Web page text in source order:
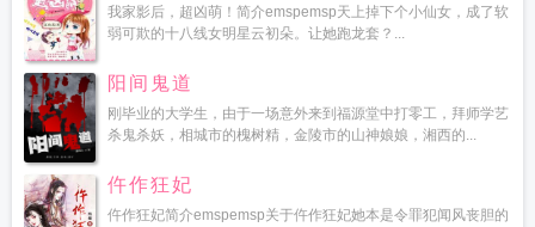
我家影后，超凶萌！简介emspemsp天上掉下个小仙女，成了软
弱可欺的十八线女明星云初朵。让她跑龙套？...
阳间鬼道
刚毕业的大学生，由于一场意外来到福源堂中打零工，拜师学艺
杀鬼杀妖，相城市的槐树精，金陵市的山神娘娘，湘西的...
仵作狂妃
仵作狂妃简介emspemsp关于仵作狂妃她本是令罪犯闻风丧胆的